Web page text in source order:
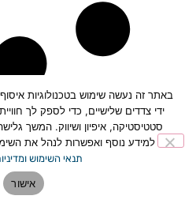
תחזית מזג האוויר
ידי צדדים שלישיים, כדי לספק לך
סטטיסטיקה, איפיון ושיווק. המשך
למידע נוסף ואפשרות לנהל את
תנאי השימוש
אישור